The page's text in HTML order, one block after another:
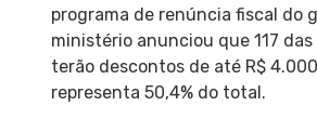
programa de renúncia fiscal do
ministério anunciou que 117
terão descontos de até R$
representa 50,4% do total.